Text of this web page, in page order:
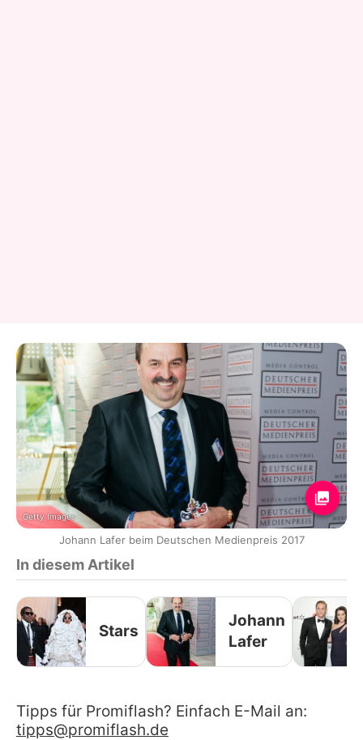
Getty Images
Johann Lafer beim Deutschen Medienpreis 2017
In diesem Artikel
Stars
Johann
Lafer
Tipps für Promiflash? Einfach E-Mail an:
tipps@promiflash.de